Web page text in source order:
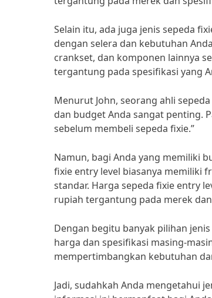
Selain itu, ada juga jenis sepeda
dengan selera dan kebutuhan
crankset, dan komponen lainnya
tergantung pada spesifikasi yang
Menurut John, seorang ahli
dan budget Anda sangat penting.
sebelum membeli sepeda fixie.”
Namun, bagi Anda yang memiliki
fixie entry level biasanya memiliki
standar. Harga sepeda fixie entry
rupiah tergantung pada merek
Dengan begitu banyak pilihan
harga dan spesifikasi masing-
mempertimbangkan kebutuhan
Jadi, sudahkah Anda mengetahui